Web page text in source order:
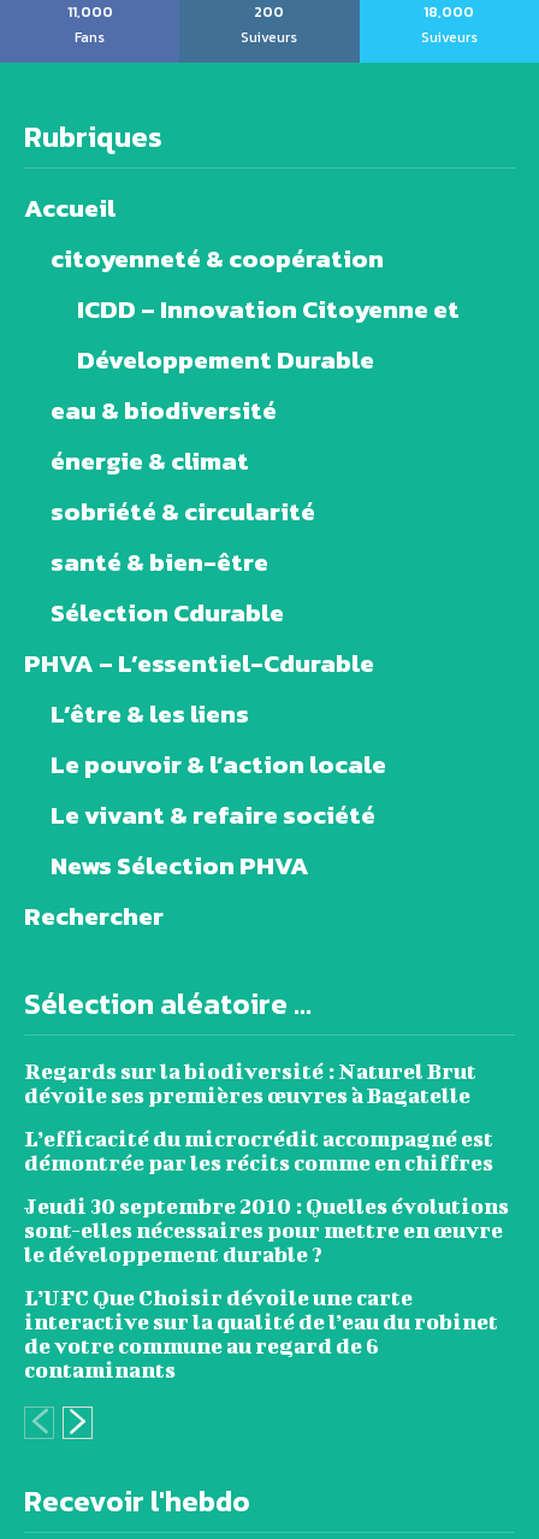
11,000
Fans
200
Suiveurs
18,000
Suiveurs
Rubriques
Accueil
citoyenneté & coopération
ICDD – Innovation Citoyenne et
Développement Durable
eau & biodiversité
énergie & climat
sobriété & circularité
santé & bien-être
Sélection Cdurable
PHVA – L’essentiel-Cdurable
L’être & les liens
Le pouvoir & l’action locale
Le vivant & refaire société
News Sélection PHVA
Rechercher
Sélection aléatoire ...
Regards sur la biodiversité : Naturel Brut
dévoile ses premières œuvres à Bagatelle
L’efficacité du microcrédit accompagné est
démontrée par les récits comme en chiffres
Jeudi 30 septembre 2010 : Quelles évolutions
sont-elles nécessaires pour mettre en œuvre
le développement durable ?
L’UFC Que Choisir dévoile une carte
interactive sur la qualité de l’eau du robinet
de votre commune au regard de 6
contaminants
Recevoir l'hebdo